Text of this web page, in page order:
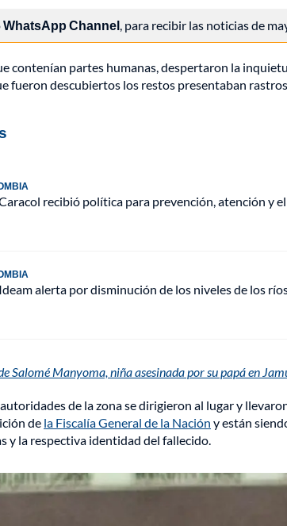
WhatsApp Channel, para recibir las noticias de
contenían partes humanas, despertaron la
fueron descubiertos los restos presentaban
recibió política para prevención, atención y
Ideam alerta por disminución de los niveles de los
Salomé Manyoma, niña asesinada por su papá en
de la zona se dirigieron al lugar y
de la Fiscalía General de la Nación y están
y la respectiva identidad del fallecido.